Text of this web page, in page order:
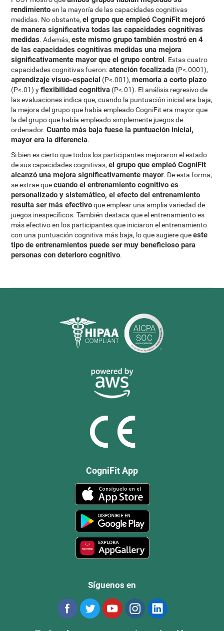
rendimientoen la mayoría de las capacidades cognitivas
medidas. No obstante,el grupo que empleó CogniFit mejoró
de manera significativa todas las capacidades cognitivas
medidas. Además,este mismo grupo también mostró en 4
de las capacidades cognitivas medidas una mejora
significativamente mayor que el grupo control. Estas cuatro
capacidades cognitivas fueron:atención focalizada (P<.0001),
aprendizaje visuo-espacial (P<.001),memoria a corto plazo
(P<.01) yflexibilidad cognitiva (P<.01). El análisis regresivo de
las evaluaciones indica que, cuando la puntuación inicial era baja,
la mejora del grupo que había empleado CogniFit era mayor que
la del grupo que había empleado simplemente juegos de
ordenador.Cuanto más baja fuese la puntuación inicial,
mayor era la diferencia.
Si bien es cierto que todos los participantes mejoraron el estado
de sus capacidades cognitivas,el grupo que empleó CogniFit
alcanzó una mejora significativamente mayor. De esta forma,
se extrae quecuando el entrenamiento cognitivo es
personalizado y sistemático, el efecto del entrenamiento
resulta ser más efectivoque emplear una amplia variedad de
juegos inespecíficos. También destaca que el entrenamiento es
más efectivo en los participantes que iniciaron el entrenamiento
con una puntuación cognitiva más baja, lo que sugiere queeste
tipo de entrenamientos puede ser muy beneficioso para
personas con deterioro cognitivo.
CogniFit App
Síguenos en